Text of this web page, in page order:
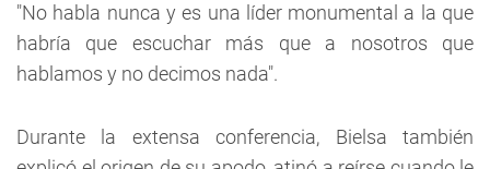
"No habla nunca y es una líder monumental a la que
habría que escuchar más que a nosotros que
hablamos y no decimos nada".
Durante la extensa conferencia, Bielsa también